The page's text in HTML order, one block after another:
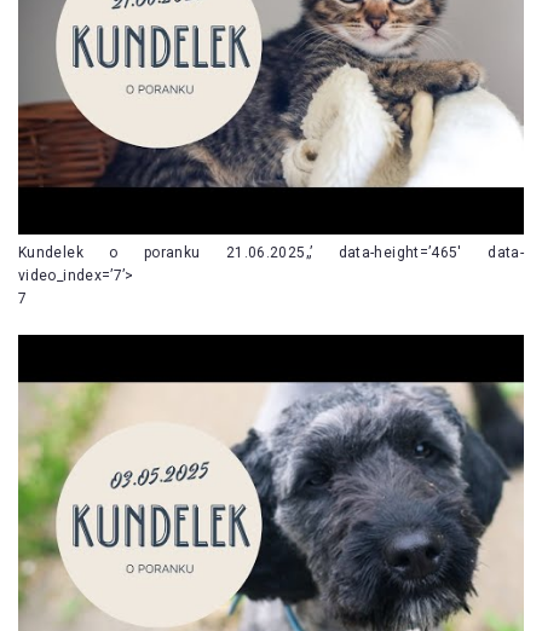
Kundelek o poranku 21.06.2025„’ data-height=’465′ data-
video_index=’7’>
7